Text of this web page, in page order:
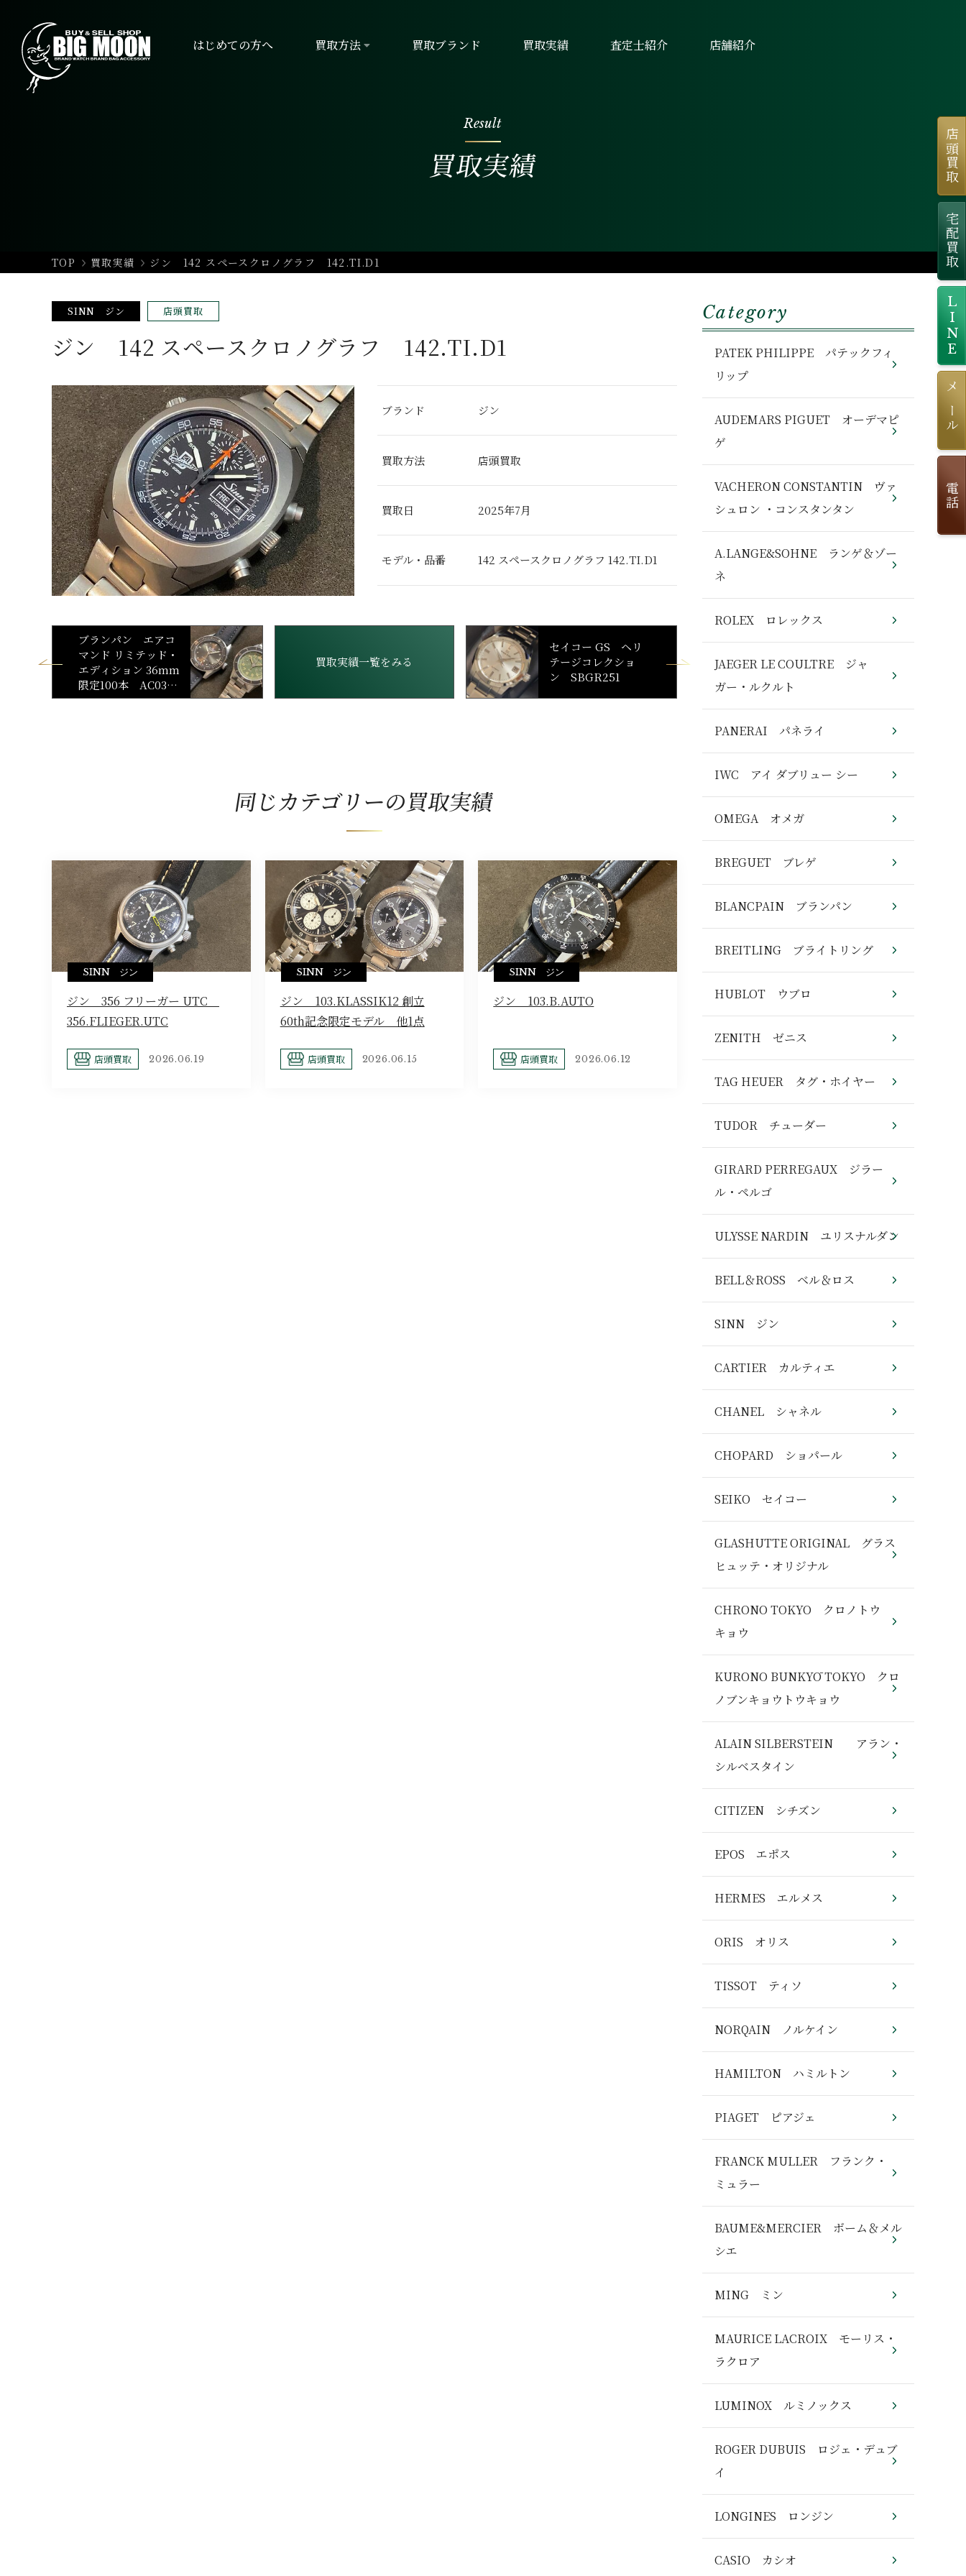
はじめての方へ 買取方法 買取ブランド 買取実績 査定士紹介 店舗紹介
Result
買取実績
TOP 買取実績 ジン 142 スペースクロノグラフ 142.TI.D1
SINN ジン 店頭買取
ジン 142 スペースクロノグラフ 142.TI.D1
ブランド ジン
買取方法 店頭買取
買取日 2025年7月
モデル・品番 142 スペースクロノグラフ 142.TI.D1
ブランパン エアコ
マンド リミテッド・
エディション 36mm
限定100本 AC03 1
2B53 63B 他1本
買取実績一覧をみる
セイコー GS ヘリ
テージコレクショ
ン SBGR251
同じカテゴリーの買取実績
SINN ジン
ジン 356 フリーガー UTC
356.FLIEGER.UTC
店頭買取 2026.06.19
SINN ジン
ジン 103.KLASSIK12 創立
60th記念限定モデル 他1点
店頭買取 2026.06.15
SINN ジン
ジン 103.B.AUTO
店頭買取 2026.06.12
Category
PATEK PHILIPPE パテックフィ
リップ
AUDEMARS PIGUET オーデマピ
ゲ
VACHERON CONSTANTIN ヴァ
シュロン ・コンスタンタン
A.LANGE&SOHNE ランゲ＆ゾー
ネ
ROLEX ロレックス
JAEGER LE COULTRE ジャ
ガー・ルクルト
PANERAI パネライ
IWC アイ ダブリュー シー
OMEGA オメガ
BREGUET ブレゲ
BLANCPAIN ブランパン
BREITLING ブライトリング
HUBLOT ウブロ
ZENITH ゼニス
TAG HEUER タグ・ホイヤー
TUDOR チューダー
GIRARD PERREGAUX ジラー
ル・ペルゴ
ULYSSE NARDIN ユリスナルダン
BELL＆ROSS ベル＆ロス
SINN ジン
CARTIER カルティエ
CHANEL シャネル
CHOPARD ショパール
SEIKO セイコー
GLASHUTTE ORIGINAL グラス
ヒュッテ・オリジナル
CHRONO TOKYO クロノトウ
キョウ
KURONO BUNKYŌ TOKYO クロ
ノブンキョウトウキョウ
ALAIN SILBERSTEIN アラン・
シルベスタイン
CITIZEN シチズン
EPOS エポス
HERMES エルメス
ORIS オリス
TISSOT ティソ
NORQAIN ノルケイン
HAMILTON ハミルトン
PIAGET ピアジェ
FRANCK MULLER フランク・
ミュラー
BAUME&MERCIER ボーム＆メル
シエ
MING ミン
MAURICE LACROIX モーリス・
ラクロア
LUMINOX ルミノックス
ROGER DUBUIS ロジェ・デュブ
イ
LONGINES ロンジン
CASIO カシオ
店頭買取
宅配買取
LINE
メール
電話